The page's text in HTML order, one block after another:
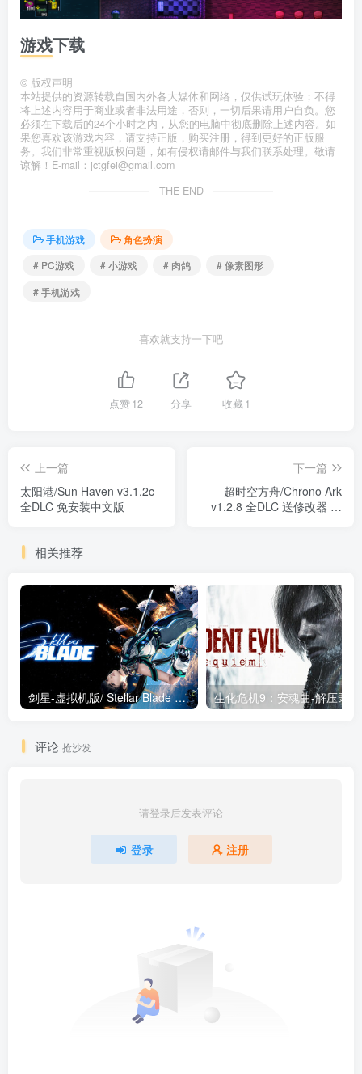
游戏下载
© 版权声明
本站提供的资源转载自国内外各大媒体和网络，仅供试玩体验；不得
将上述内容用于商业或者非法用途，否则，一切后果请用户自负。您
必须在下载后的24个小时之内，从您的电脑中彻底删除上述内容。如
果您喜欢该游戏内容，请支持正版，购买注册，得到更好的正版服
务。我们非常重视版权问题，如有侵权请邮件与我们联系处理。敬请
谅解！E-mail：jctgfei@gmail.com
THE END
手机游戏
角色扮演
# PC游戏
# 小游戏 # 肉鸽
# 像素图形
# 手机游戏
喜欢就支持一下吧
点赞12 分享 收藏1
上一篇
太阳港/Sun Haven v3.1.2c
全DLC 免安装中文版
下一篇
超时空方舟/Chrono Ark
v1.2.8 全DLC 送修改器 免
相关推荐
剑星-虚拟机版/ Stellar Blade v1.4.1|Build.19963153 终极版新补丁 送修改器 免安装中文版
评论 抢沙发
请登录后发表评论
登录 注册